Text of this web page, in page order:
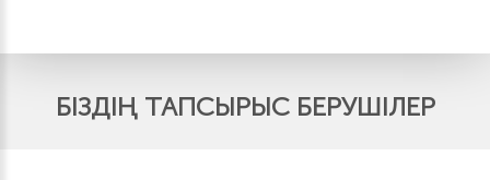
БІЗДІҢ ТАПСЫРЫС БЕРУШІЛЕР